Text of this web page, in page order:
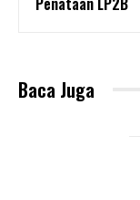
Baca Juga